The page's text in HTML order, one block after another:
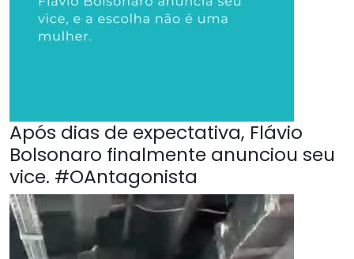
Após dias de expectativa, Flávio
Bolsonaro finalmente anunciou seu
vice. #OAntagonista